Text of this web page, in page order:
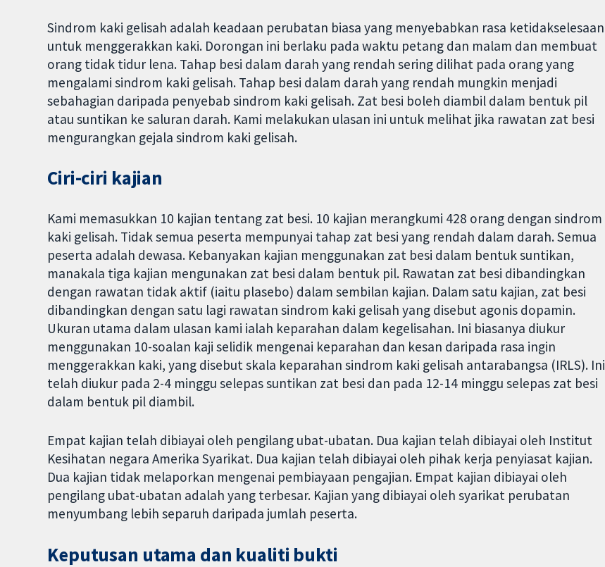
Sindrom kaki gelisah adalah keadaan perubatan biasa yang menyebabkan rasa ketidakselesaan
untuk menggerakkan kaki. Dorongan ini berlaku pada waktu petang dan malam dan membuat
orang tidak tidur lena. Tahap besi dalam darah yang rendah sering dilihat pada orang yang
mengalami sindrom kaki gelisah. Tahap besi dalam darah yang rendah mungkin menjadi
sebahagian daripada penyebab sindrom kaki gelisah. Zat besi boleh diambil dalam bentuk pil
atau suntikan ke saluran darah. Kami melakukan ulasan ini untuk melihat jika rawatan zat besi
mengurangkan gejala sindrom kaki gelisah.
Ciri-ciri kajian
Kami memasukkan 10 kajian tentang zat besi. 10 kajian merangkumi 428 orang dengan sindrom
kaki gelisah. Tidak semua peserta mempunyai tahap zat besi yang rendah dalam darah. Semua
peserta adalah dewasa. Kebanyakan kajian menggunakan zat besi dalam bentuk suntikan,
manakala tiga kajian mengunakan zat besi dalam bentuk pil. Rawatan zat besi dibandingkan
dengan rawatan tidak aktif (iaitu plasebo) dalam sembilan kajian. Dalam satu kajian, zat besi
dibandingkan dengan satu lagi rawatan sindrom kaki gelisah yang disebut agonis dopamin.
Ukuran utama dalam ulasan kami ialah keparahan dalam kegelisahan. Ini biasanya diukur
menggunakan 10-soalan kaji selidik mengenai keparahan dan kesan daripada rasa ingin
menggerakkan kaki, yang disebut skala keparahan sindrom kaki gelisah antarabangsa (IRLS). Ini
telah diukur pada 2-4 minggu selepas suntikan zat besi dan pada 12-14 minggu selepas zat besi
dalam bentuk pil diambil.
Empat kajian telah dibiayai oleh pengilang ubat-ubatan. Dua kajian telah dibiayai oleh Institut
Kesihatan negara Amerika Syarikat. Dua kajian telah dibiayai oleh pihak kerja penyiasat kajian.
Dua kajian tidak melaporkan mengenai pembiayaan pengajian. Empat kajian dibiayai oleh
pengilang ubat-ubatan adalah yang terbesar. Kajian yang dibiayai oleh syarikat perubatan
menyumbang lebih separuh daripada jumlah peserta.
Keputusan utama dan kualiti bukti